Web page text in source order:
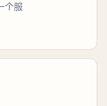
个服